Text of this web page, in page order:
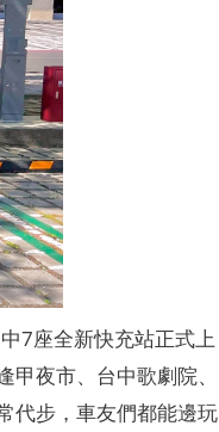
7座全新快充站正式上
夜市、台中歌劇院、
代步，車友們都能邊玩